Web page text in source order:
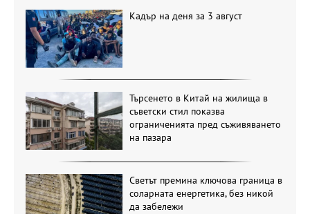
Кадър на деня за 3 август
Търсенето в Китай на жилища в
съветски стил показва
ограниченията пред съживяването
на пазара
Светът премина ключова граница в
соларната енергетика, без никой
да забележи